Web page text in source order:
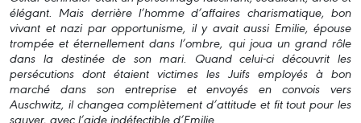
élégant. Mais derrière l’homme d’affaires charismatique, bon
vivant et nazi par opportunisme, il y avait aussi Emilie, épouse
trompée et éternellement dans l’ombre, qui joua un grand rôle
dans la destinée de son mari. Quand celui-ci découvrit les
persécutions dont étaient victimes les Juifs employés à bon
marché dans son entreprise et envoyés en convois vers
Auschwitz, il changea complètement d’attitude et fit tout pour les
sauver, avec l’aide indéfectible d’Emilie.